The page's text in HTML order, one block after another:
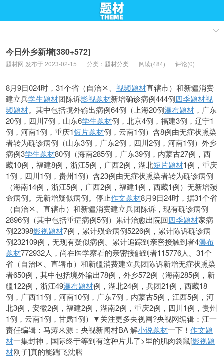
今日外乡新增[380+572]
题材网 发布于 2023-02-15 分类： 题材分类 阅读(484) 评论(0)
8月9日024时，31个省（自治区、 视频题材直辖市）和新疆消费
建立兵学生题材团陈诉影视题材新增确诊病例444例四季题材视
频题材。其中包括境外输出病例64例（上海20例瀑布题材 ，广东
20例，四川7例，山东6学生题材例，北京4例，福建3例，辽宁1
例，河南1例，重庆1短片题材例，云南1例）含8例由无症状熏染
者转为确诊病例（山东3例，广东2例，四川2例，河南1例）外乡
病例3学生题材80例（海南285例，广东39例，内蒙古27例，西
藏10例，福建8例，浙江5例，广西2例，湖北短片题材1例，重庆
1例，四川1例，贵州1例）含23例由无症状熏染者转为确诊病例
（海南14例，浙江5例，广西2例，福建1例，西藏1例）无新增殒
命病例。无新增疑似病例。停止作文题材8月9日24时，据31个省
（自治区、直辖市）和新疆消费建立兵团陈诉，现有确诊病例
2896例（其中包括重症病例5例）累计治愈出院回四季题材家病
例22398影视题材7例，累计殒命病例5226例，累计陈诉确诊病
例232109例，无现有疑似病例。累计追踪到亲密接触到者4瀑布
题材772932人，尚在医学察看的亲密接触到者115776人。31个
省（自治区、直辖市）和新疆消费建立兵团陈诉新增无症状熏染
者650例，其中包括境外输出78例，外乡572例（海南285例，新
疆122例，浙江49瀑布题材例，湖北24例，兵团21例，西藏18
例，广西11例，河南10例，广东7例，内蒙古5例，江西5例，河
北3例，安徽2例，福建2例，湖南2例，重庆2例，四川1例，贵州
1例，云南1例，甘肃1例）▼关注更多央视网?央视网编辑：汪一
责任编辑：马涛来源：央视新闻村BA 解小说题材一下！ 作文题
材一集封神，国际终于等到有这种片儿了>里的肌肉袋鼠[影视题
材刚子]真的能踹飞沈腾